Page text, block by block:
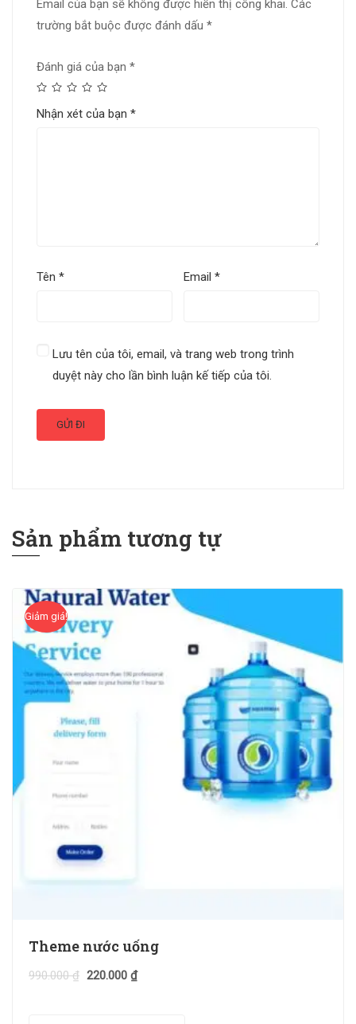
Email của bạn sẽ không được hiển thị công khai. Các
trường bắt buộc được đánh dấu *
Đánh giá của bạn *
Nhận xét của bạn *
Tên * Email*
Lưu tên của tôi, email, và trang web trong trình
duyệt này cho lần bình luận kế tiếp của tôi.
Sản phẩm tương tự
Giảm giá!
Theme nước uống
990.000₫ 220.000 ₫